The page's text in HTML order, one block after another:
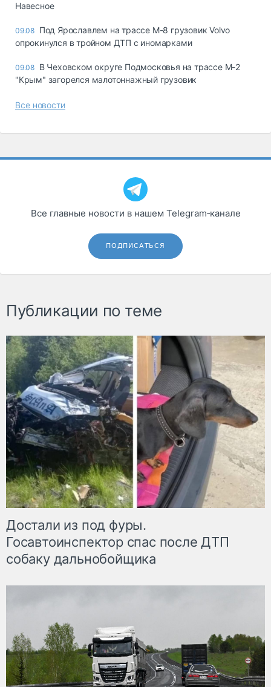
Навесное
09.08 Под Ярославлем на трассе М-8 грузовик Volvo
опрокинулся в тройном ДТП с иномарками
09.08 В Чеховском округе Подмосковья на трассе М-2
"Крым" загорелся малотоннажный грузовик
Все новости
Все главные новости в нашем Telegram‑канале
ПОДПИСАТЬСЯ
Публикации по теме
Достали из под фуры.
Госавтоинспектор спас после ДТП
собаку дальнобойщика